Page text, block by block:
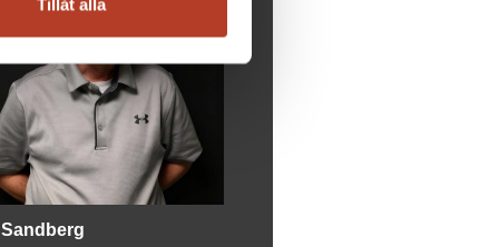
Tillåt alla